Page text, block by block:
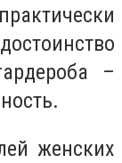
–
женских